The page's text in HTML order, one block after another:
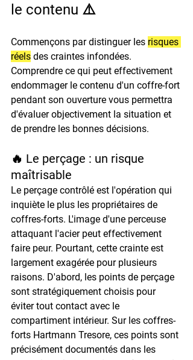
le contenu ⚠️
Commençons par distinguer les risques
réels des craintes infondées.
Comprendre ce qui peut effectivement
endommager le contenu d'un coffre-fort
pendant son ouverture vous permettra
d'évaluer objectivement la situation et
de prendre les bonnes décisions.
🔥 Le perçage : un risque
maîtrisable
Le perçage contrôlé est l'opération qui
inquiète le plus les propriétaires de
coffres-forts. L'image d'une perceuse
attaquant l'acier peut effectivement
faire peur. Pourtant, cette crainte est
largement exagérée pour plusieurs
raisons. D'abord, les points de perçage
sont stratégiquement choisis pour
éviter tout contact avec le
compartiment intérieur. Sur les coffres-
forts Hartmann Tresore, ces points sont
précisément documentés dans les